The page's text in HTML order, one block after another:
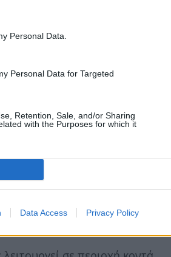
Personal Data.
Personal Data for Targeted
Retention, Sale, and/or Sharing
with the Purposes for which it
Data Access Privacy Policy
έλαβε χώρα το βράδυ
βγει να διασκεδάσουν
αλκοόλ, λογομάχησαν για
και εν συνεχεία